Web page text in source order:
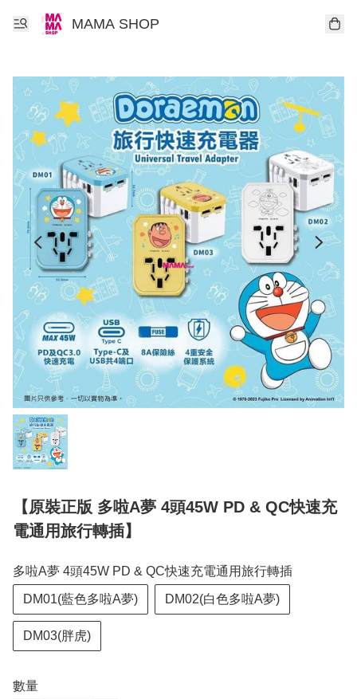
MAMA SHOP
【原裝正版 多啦A夢 4頭45W PD & QC快速充
電通用旅行轉插】
多啦A夢 4頭45W PD & QC快速充電通用旅行轉插
DM01(藍色多啦A夢) DM02(白色多啦A夢)
DM03(胖虎)
數量